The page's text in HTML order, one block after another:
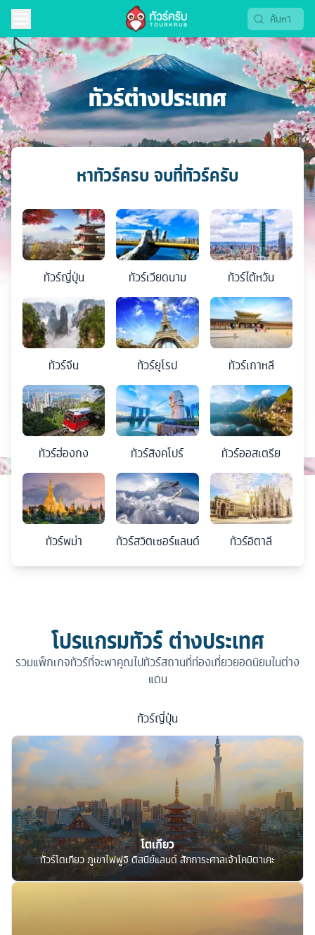
ทัวร์ต่างประเทศ
หาทัวร์ครบ จบที่ทัวร์ครับ
ทัวร์ญี่ปุ่น ทัวร์เวียดนาม ทัวร์ไต้หวัน
ทัวร์จีน ทัวร์ยุโรป ทัวร์เกาหลี
ทัวร์ฮ่องกง ทัวร์สิงคโปร์ ทัวร์ออสเตรีย
ทัวร์พม่า ทัวร์สวิตเซอร์แลนด์ ทัวร์อิตาลี
โปรแกรมทัวร์ ต่างประเทศ
รวมแพ็กเกจทัวร์ที่จะพาคุณไปทัวร์สถานที่ท่องเที่ยวยอดนิยมในต่าง
แดน
ทัวร์ญี่ปุ่น
โตเกียว
ทัวร์โตเกียว ภูเขาไฟฟูจิ ดิสนีย์แลนด์ สักการะศาลเจ้าโคมิตาเคะ